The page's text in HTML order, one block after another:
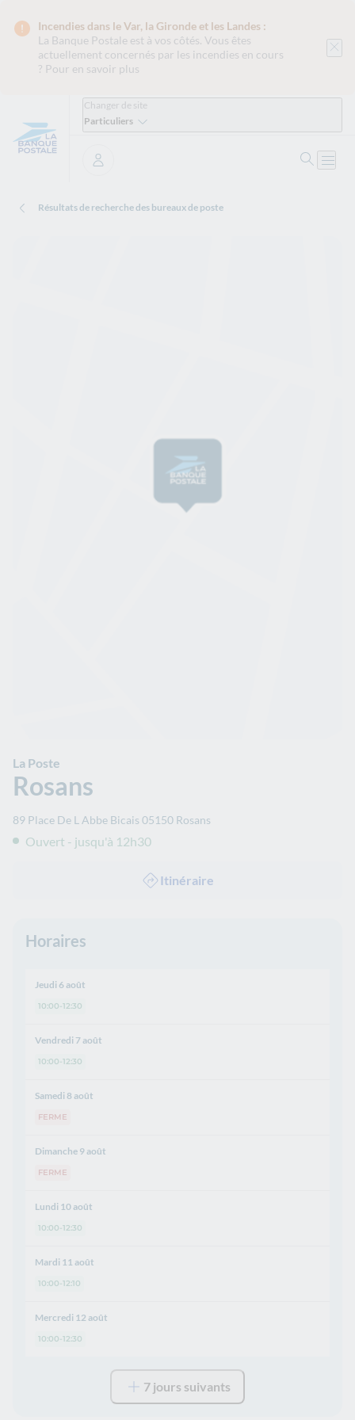
Incendies dans le Var, la Gironde et les Landes :
La Banque Postale est à vos côtés. Vous êtes
actuellement concernés par les incendies en cours
? Pour en savoir plus
Changer de site
Particuliers
Se connecter
Résultats de recherche des bureaux de poste
La Poste
Rosans
89 Place De L Abbe Bicais 05150 Rosans
Ouvert - jusqu'à 12h30
Itinéraire
Horaires
Jeudi 6 août
10:00-12:30
Vendredi 7 août
10:00-12:30
Samedi 8 août
FERME
Dimanche 9 août
FERME
Lundi 10 août
10:00-12:30
Mardi 11 août
10:00-12:10
Mercredi 12 août
10:00-12:30
7 jours suivants